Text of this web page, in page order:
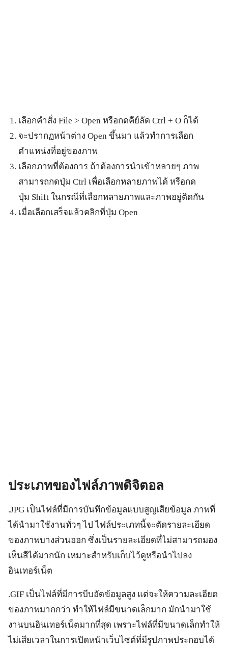
เลือกคำสั่ง File > Open หรือกดคีย์ลัด Ctrl + O ก็ได้
จะปรากฏหน้าต่าง Open ขึ้นมา แล้วทำการเลือก
ตำแหน่งที่อยู่ของภาพ
เลือกภาพที่ต้องการ ถ้าต้องการนำเข้าหลายๆ ภาพ
สามารถกดปุ่ม Ctrl เพื่อเลือกหลายภาพได้ หรือกด
ปุ่ม Shift ในกรณีที่เลือกหลายภาพและภาพอยู่ติดกัน
เมื่อเลือกเสร็จแล้วคลิกที่ปุ่ม Open
ประเภทของไฟล์ภาพดิจิตอล
.JPG เป็นไฟล์ที่มีการบันทึกข้อมูลแบบสูญเสียข้อมูล ภาพที่
ได้นำมาใช้งานทั่วๆ ไป ไฟล์ประเภทนี้จะตัดรายละเอียด
ของภาพบางส่วนออก ซึ่งเป็นรายละเอียดที่ไม่สามารถมอง
เห็นสีได้มากนัก เหมาะสำหรับเก็บไว้ดูหรือนำไปลง
อินเทอร์เน็ต
.GIF เป็นไฟล์ที่มีการบีบอัดข้อมูลสูง แต่จะให้ความละเอียด
ของภาพมากกว่า ทำให้ไฟล์มีขนาดเล็กมาก มักนำมาใช้
งานบนอินเทอร์เน็ตมากที่สุด เพราะไฟล์ที่มีขนาดเล็กทำให้
ไม่เสียเวลาในการเปิดหน้าเว็บไซต์ที่มีรูปภาพประกอบได้